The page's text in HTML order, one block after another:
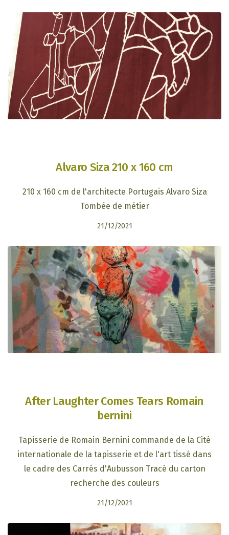
Alvaro Siza 210 x 160 cm
210 x 160 cm de l'architecte Portugais Alvaro Siza
Tombée de métier
21/12/2021
After Laughter Comes Tears Romain
bernini
Tapisserie de Romain Bernini commande de la Cité
internationale de la tapisserie et de l'art tissé dans
le cadre des Carrés d'Aubusson Tracé du carton
recherche des couleurs
21/12/2021